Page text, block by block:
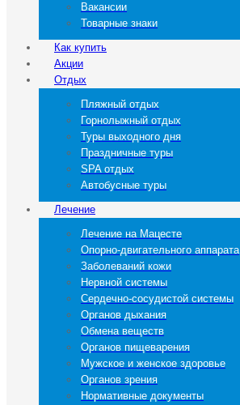
Вакансии
Товарные знаки
Как купить
Акции
Отдых
Пляжный отдых
Горнолыжный отдых
Туры выходного дня
Праздничные туры
SPA отдых
Автобусные туры
Лечение
Лечение на Мацесте
Опорно-двигательного аппарата
Заболеваний кожи
Нервной системы
Сердечно-сосудистой системы
Органов дыхания
Обмена веществ
Органов пищеварения
Мужское и женское здоровье
Органов зрения
Нормативные документы